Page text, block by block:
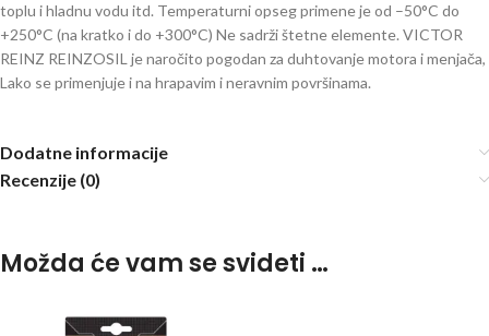
toplu i hladnu vodu itd. Temperaturni opseg primene je od –50°C do
+250°C (na kratko i do +300°C) Ne sadrži štetne elemente. VICTOR
REINZ REINZOSIL je naročito pogodan za duhtovanje motora i menjača,
Lako se primenjuje i na hrapavim i neravnim površinama.
Dodatne informacije
Recenzije (0)
Možda će vam se svideti …